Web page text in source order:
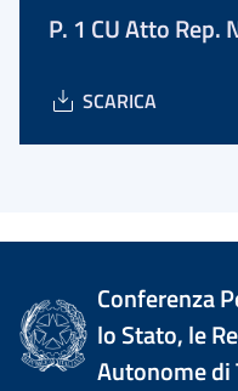
P. 1 CU Atto Rep.
SCARICA
Conferenza
lo Stato, le
Autonome di